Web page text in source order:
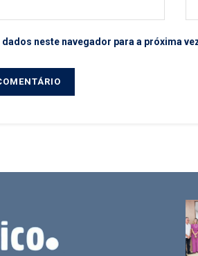
neste navegador para a próxima